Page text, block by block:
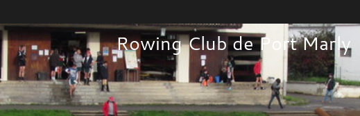
Rowing Club de Port Marly